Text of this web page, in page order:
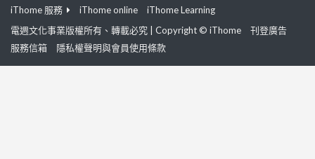
iThome 服務 iThome online
iThome Learning
電週文化事業版權所有、轉載必究 | Copyright © iThome
刊登廣告
服務信箱
隱私權聲明與會員使用條款